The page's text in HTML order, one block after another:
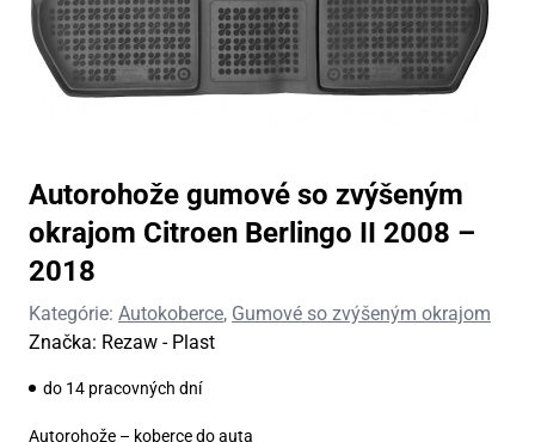
Autorohože gumové so zvýšeným
okrajom Citroen Berlingo II 2008 –
2018
Kategórie: Autokoberce, Gumové so zvýšeným okrajom
Značka: Rezaw - Plast
do 14 pracovných dní
Autorohože – koberce do auta